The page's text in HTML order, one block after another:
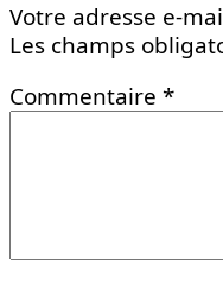
Votre adresse e-
Les champs
Commentaire *